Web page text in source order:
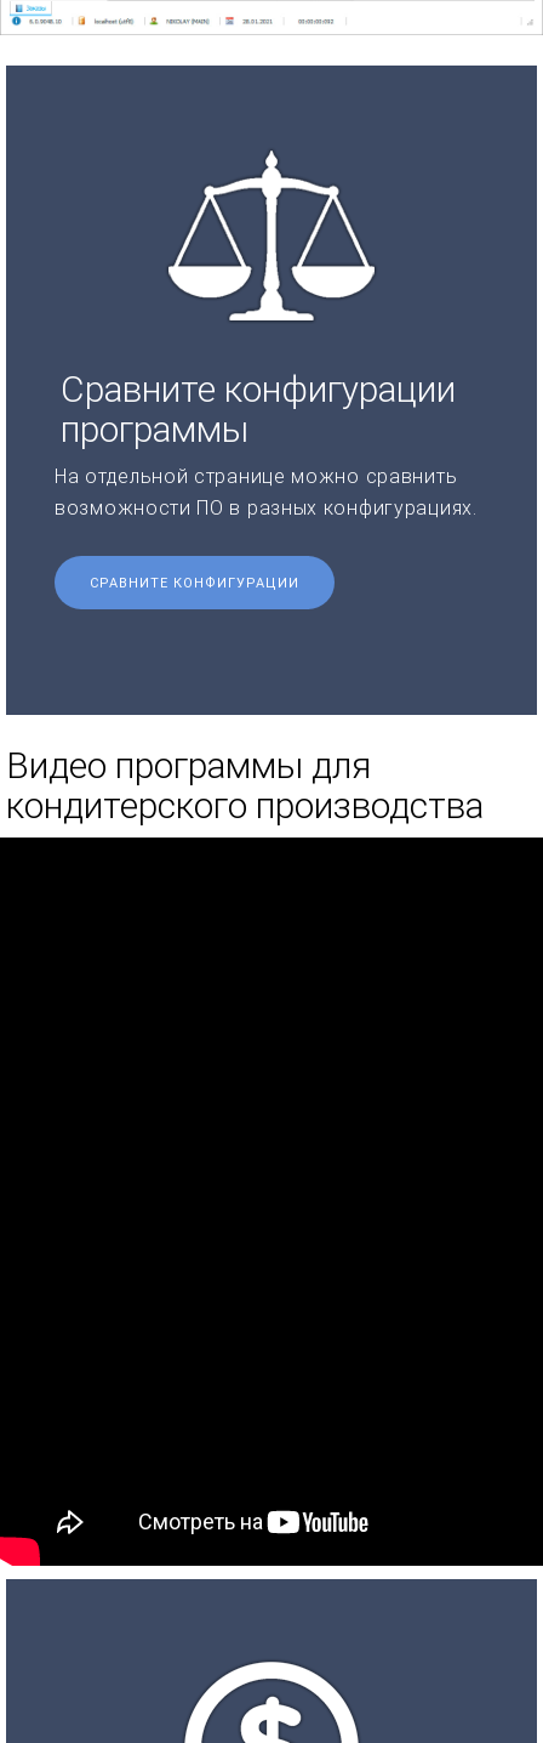
Сравните конфигурации
программы
На отдельной странице можно сравнить
возможности ПО в разных конфигурациях.
СРАВНИТЕ КОНФИГУРАЦИИ
Видео программы для
кондитерского производства